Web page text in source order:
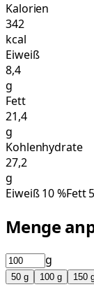
Kalorien
342
kcal
Eiweiß
8,4
g
Fett
21,4
g
Kohlenhydrate
27,2
g
Eiweiß10%Fett
Menge
g
50 g 100 g 150